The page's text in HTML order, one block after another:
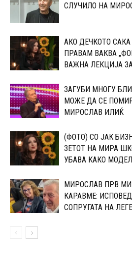
СЛУЧИЛО НА
АКО ДЕЧКОТО
ПРАВАМ ВАКВА
ВАЖНА ЛЕКЦИЈА
ЗАГУБИ МНОГУ
МОЖЕ ДА СЕ
МИРОСЛАВ ИЛИЌ
(ФОТО) СО ЈАК
ЗЕТОТ НА МИРА
УБАВА КАКО МОДЕЛ
МИРОСЛАВ ПРВ
КАРАВМЕ:
СОПРУГАТА НА